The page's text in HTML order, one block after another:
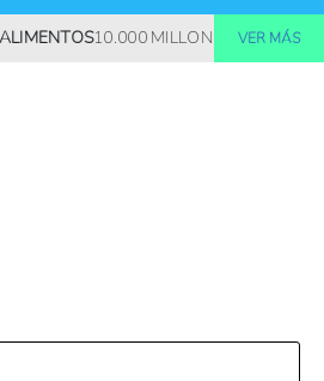
10.000 MILLONES DE VER MÁS